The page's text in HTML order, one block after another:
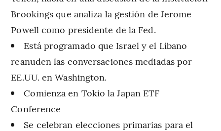
Brookings que analiza la gestión de Jerome
Powell como presidente de la Fed.
Está programado que Israel y el Líbano
reanuden las conversaciones mediadas por
EE.UU. en Washington.
Comienza en Tokio la Japan ETF
Conference
Se celebran elecciones primarias para el